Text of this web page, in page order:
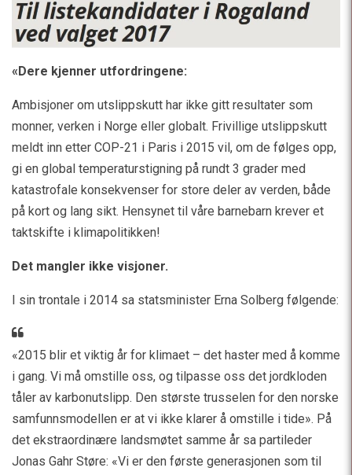
«Dere kjenner utfordringene:
Ambisjoner om utslippskutt har ikke gitt resultater som
monner, verken i Norge eller globalt. Frivillige utslippskutt
meldt inn etter COP-21 i Paris i 2015 vil, om de følges opp,
gi en global temperaturstigning på rundt 3 grader med
katastrofale konsekvenser for store deler av verden, både
på kort og lang sikt. Hensynet til våre barnebarn krever et
taktskifte i klimapolitikken!
Det mangler ikke visjoner.
I sin trontale i 2014 sa statsminister Erna Solberg følgende:
«2015 blir et viktig år for klimaet – det haster med å komme
i gang. Vi må omstille oss, og tilpasse oss det jordkloden
tåler av karbonutslipp. Den største trusselen for den norske
samfunnsmodellen er at vi ikke klarer å omstille i tide». På
det ekstraordinære landsmøtet samme år sa partileder
Jonas Gahr Støre: «Vi er den første generasjonen som til